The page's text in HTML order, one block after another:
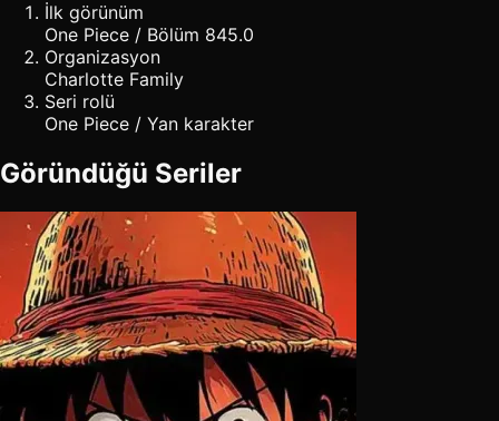
İlk görünüm
One Piece / Bölüm 845.0
Organizasyon
Charlotte Family
Seri rolü
One Piece / Yan karakter
Göründüğü Seriler